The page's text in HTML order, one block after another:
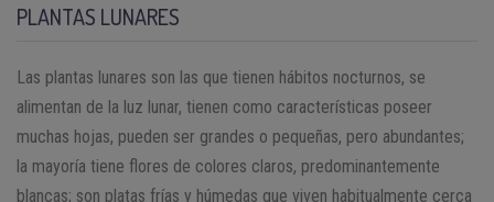
PLANTAS LUNARES
Las plantas lunares son las que tienen hábitos nocturnos, se
alimentan de la luz lunar, tienen como características poseer
muchas hojas, pueden ser grandes o pequeñas, pero abundantes;
la mayoría tiene flores de colores claros, predominantemente
blancas; son platas frías y húmedas que viven habitualmente cerca